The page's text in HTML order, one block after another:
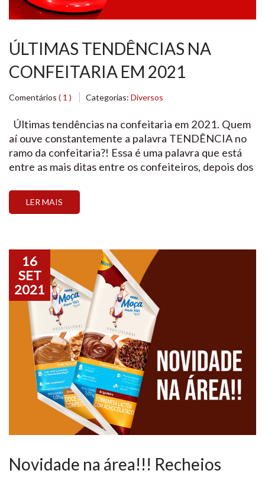
ÚLTIMAS TENDÊNCIAS NA
CONFEITARIA EM 2021
Comentários ( 1 ) Categorias: Diversos
Últimas tendências na confeitaria em 2021. Quem
aí ouve constantemente a palavra TENDÊNCIA no
ramo da confeitaria?! Essa é uma palavra que está
entre as mais ditas entre os confeiteiros, depois dos
tendências estão cada vez mais evidentes, e para
você não ficar de […]
LER MAIS
Novidade na área!!! Recheios
16
SET
2021